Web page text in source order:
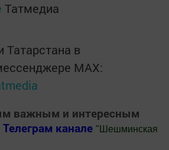
Татмедиа
Татарстана в
MАХ:
важным и интересным
Телеграм канале " Шешминская